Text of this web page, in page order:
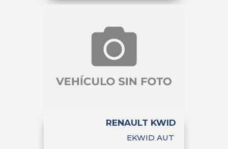
RENAULT KWID
EKWID AUT